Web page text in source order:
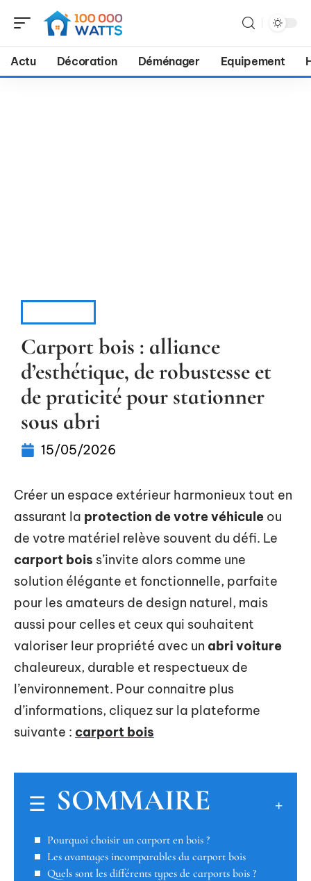
Actu Décoration Déménager Equipement
Carport bois : alliance
d’esthétique, de robustesse et
de praticité pour stationner
sous abri
15/05/2026
Créer un espace extérieur harmonieux tout en
assurant la protection de votre véhicule ou
de votre matériel relève souvent du défi. Le
carport bois s’invite alors comme une
solution élégante et fonctionnelle, parfaite
pour les amateurs de design naturel, mais
aussi pour celles et ceux qui souhaitent
valoriser leur propriété avec un abri voiture
chaleureux, durable et respectueux de
l’environnement. Pour connaitre plus
d’informations, cliquez sur la plateforme
suivante : carport bois
SOMMAIRE
Pourquoi choisir un carport en bois ?
Les avantages incomparables du carport bois
Quels sont les différents types de carports bois ?